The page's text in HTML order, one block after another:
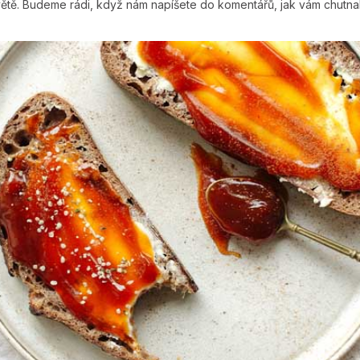
Budeme rádi, když nám napíšete do komentářů, jak vám